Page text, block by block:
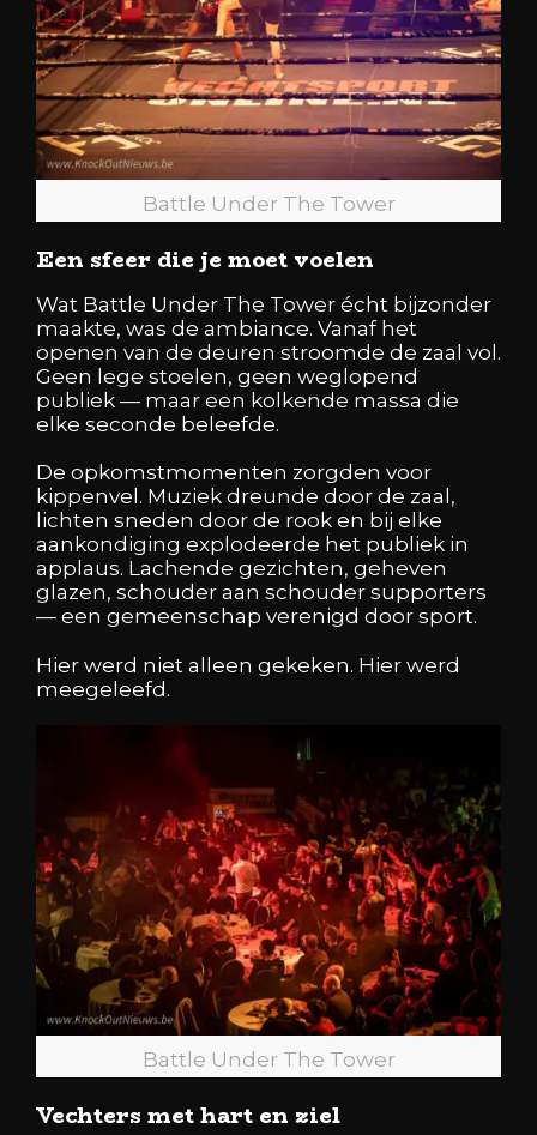
Battle Under The Tower
Een sfeer die je moet voelen
Wat Battle Under The Tower écht bijzonder
maakte, was de ambiance. Vanaf het
openen van de deuren stroomde de zaal vol.
Geen lege stoelen, geen weglopend
publiek — maar een kolkende massa die
elke seconde beleefde.
De opkomstmomenten zorgden voor
kippenvel. Muziek dreunde door de zaal,
lichten sneden door de rook en bij elke
aankondiging explodeerde het publiek in
applaus. Lachende gezichten, geheven
glazen, schouder aan schouder supporters
— een gemeenschap verenigd door sport.
Hier werd niet alleen gekeken. Hier werd
meegeleefd.
Battle Under The Tower
Vechters met hart en ziel